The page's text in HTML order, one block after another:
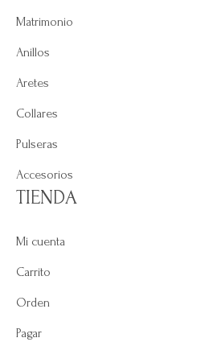
Matrimonio
Anillos
Aretes
Collares
Pulseras
Accesorios
TIENDA
Mi cuenta
Carrito
Orden
Pagar